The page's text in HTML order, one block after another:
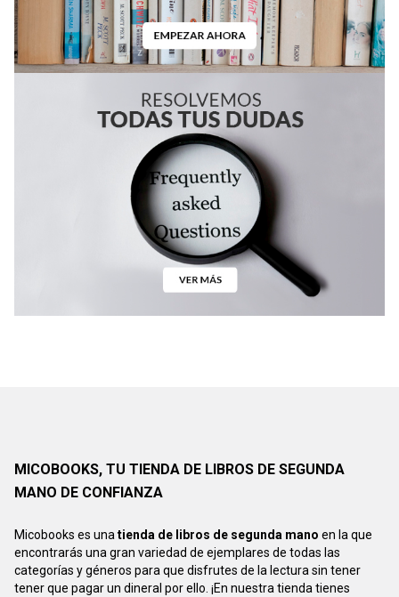
MICOBOOKS, TU TIENDA DE LIBROS DE SEGUNDA
MANO DE CONFIANZA
Micobooks es unatienda de libros de segunda mano en la que
encontrarás una gran variedad de ejemplares de todas las
categorías y géneros para que disfrutes de la lectura sin tener
tener que pagar un dineral por ello. ¡En nuestra tienda tienes